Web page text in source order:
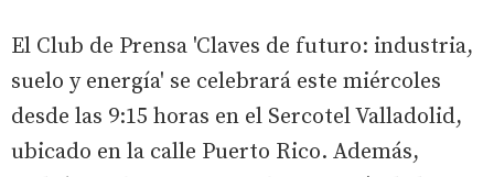
El Club de Prensa 'Claves de futuro: industria,
suelo y energía' se celebrará este miércoles
desde las 9:15 horas en el Sercotel Valladolid,
ubicado en la calle Puerto Rico. Además,